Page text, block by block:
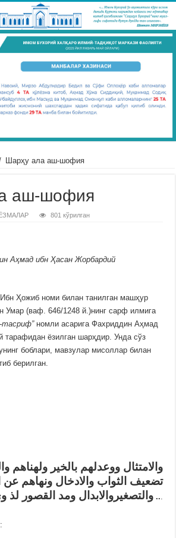
Шарҳу ала аш-шофия
аш-шофия
801 кўрилган
Аҳмад ибн Ҳасан Жорбардий
Ҳожиб номи билан танилган машҳур
Умар (ваф. 646/1248 й.)нинг сарф илмига
номли асарига Фахриддин Аҳмад
тарафидан ёзилган шарҳдир. Унда сўз
боблари, мавзулар мисоллар билан
берилган.
والامتثال ووعدلهم بالخير ولهناهم
تضعيف الثواب والادخال ونهاهم عن
والتصغيروالابدال ومد القصور لذ..